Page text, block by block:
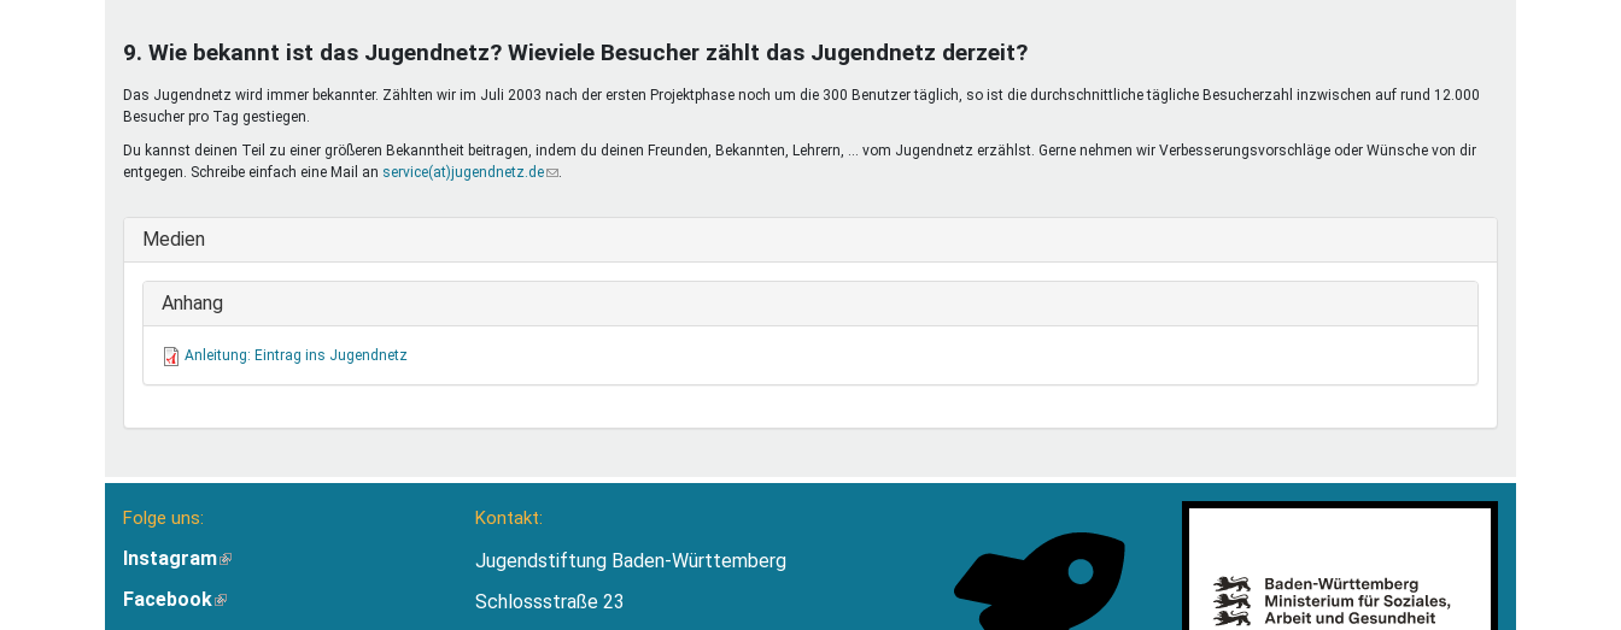
9. Wie bekannt ist das Jugendnetz? Wieviele Besucher zählt das Jugendnetz derzeit?
Das Jugendnetz wird immer bekannter. Zählten wir im Juli 2003 nach der ersten Projektphase noch um die 300 Benutzer täglich, so ist die durchschnittliche tägliche Besucherzahl inzwischen auf rund 12.000
Besucher pro Tag gestiegen.
Du kannst deinen Teil zu einer größeren Bekanntheit beitragen, indem du deinen Freunden, Bekannten, Lehrern, ... vom Jugendnetz erzählst. Gerne nehmen wir Verbesserungsvorschläge oder Wünsche von dir
entgegen. Schreibe einfach eine Mail an service(at)jugendnetz.de(Link
E-
.
Medien
Anhang
Anleitung: Eintrag ins Jugendnetz
Folge uns:
Instagram(Link
extern)
Facebook(Link
Kontakt:
Jugendstiftung Baden-Württemberg
Schlossstraße 23